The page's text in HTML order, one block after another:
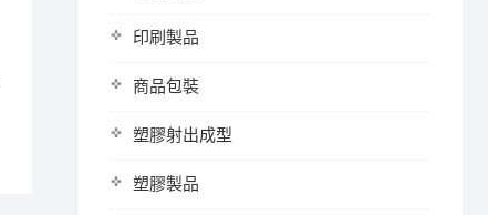
印刷製品
商品包裝
塑膠射出成型
塑膠製品